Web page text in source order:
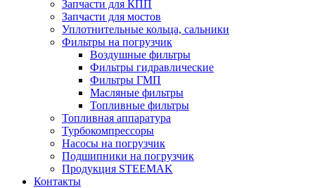
Запчасти для КПП
Запчасти для мостов
Уплотнительные кольца, сальники
Фильтры на погрузчик
Воздушные фильтры
Фильтры гидравлические
Фильтры ГМП
Масляные фильтры
Топливные фильтры
Топливная аппаратура
Турбокомпрессоры
Насосы на погрузчик
Подшипники на погрузчик
Продукция STEEMAK
Контакты